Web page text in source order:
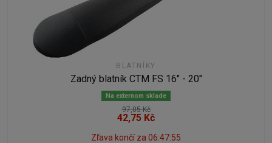
BLATNÍKY
Zadný blatník CTM FS 16" - 20"
Na externom sklade
97,05 Kč
42,75 Kč
Zľava končí za 06:47:54